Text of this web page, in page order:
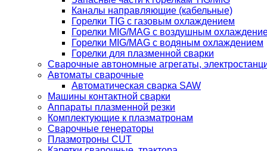
Каналы направляющие (кабельные)
Горелки TIG с газовым охлаждением
Горелки MIG/MAG с воздушным
Горелки MIG/MAG с водяным охлаждением
Горелки для плазменной сварки
Сварочные автономные агрегаты,
Автоматы сварочные
Автоматическая сварка SAW
Машины контактной сварки
Аппараты плазменной резки
Комплектующие к плазматронам
Сварочные генераторы
Плазмотроны CUT